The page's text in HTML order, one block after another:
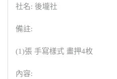
社名: 後壠社
備註:
(1)張 手寫樣式 畫押4枚
內容: